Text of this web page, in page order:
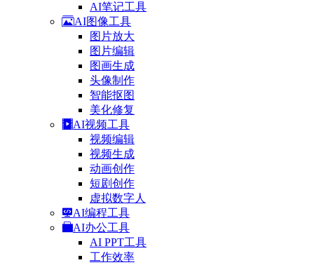
AI笔记工具
AI图像工具
图片放大
图片编辑
图画生成
头像制作
智能抠图
美化修复
AI视频工具
视频编辑
视频生成
动画创作
短剧创作
虚拟数字人
AI编程工具
AI办公工具
AI PPT工具
工作效率